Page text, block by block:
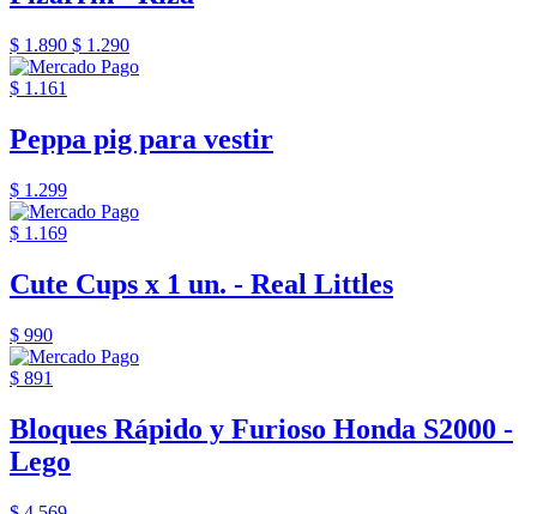
$ 1.890 $ 1.290
$ 1.161
Peppa pig para vestir
$ 1.299
$ 1.169
Cute Cups x 1 un. - Real Littles
$ 990
$ 891
Bloques Rápido y Furioso Honda S2000 -
Lego